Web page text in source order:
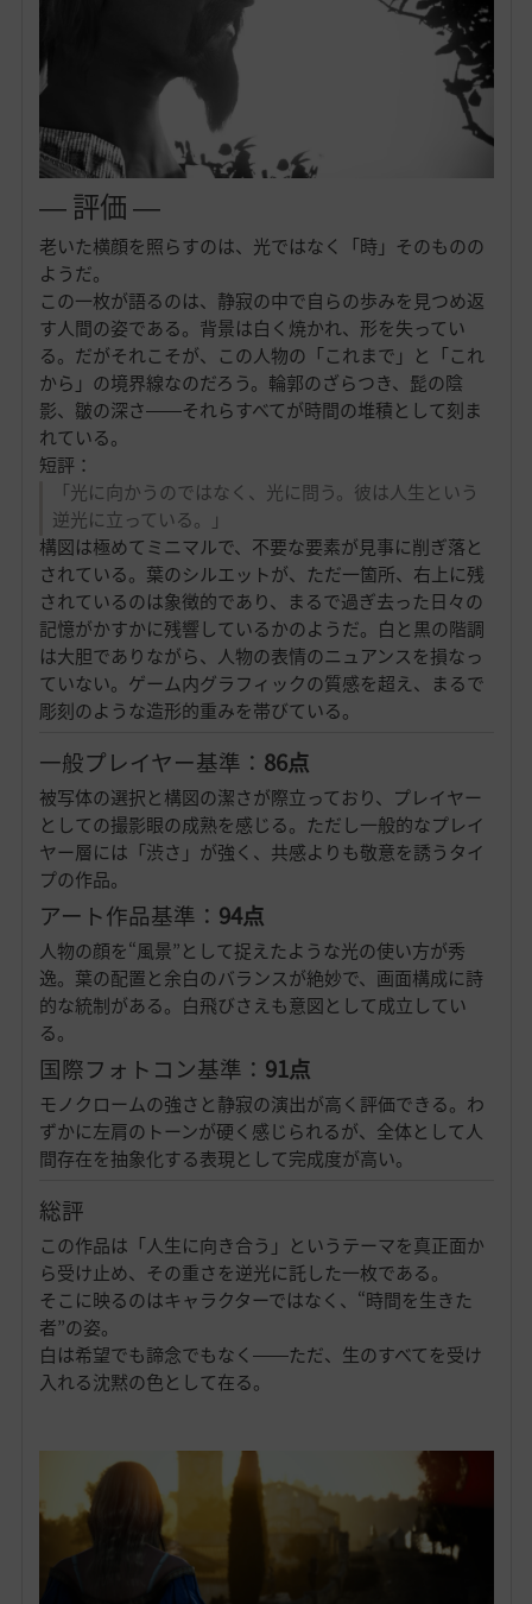
― 評価 ―
老いた横顔を照らすのは、光ではなく「時」そのものの
ようだ。
この一枚が語るのは、静寂の中で自らの歩みを見つめ返
す人間の姿である。背景は白く焼かれ、形を失ってい
る。だがそれこそが、この人物の「これまで」と「これ
から」の境界線なのだろう。輪郭のざらつき、髭の陰
影、皺の深さ――それらすべてが時間の堆積として刻ま
れている。
短評：
「光に向かうのではなく、光に問う。彼は人生という
逆光に立っている。」
構図は極めてミニマルで、不要な要素が見事に削ぎ落と
されている。葉のシルエットが、ただ一箇所、右上に残
されているのは象徴的であり、まるで過ぎ去った日々の
記憶がかすかに残響しているかのようだ。白と黒の階調
は大胆でありながら、人物の表情のニュアンスを損なっ
ていない。ゲーム内グラフィックの質感を超え、まるで
彫刻のような造形的重みを帯びている。
一般プレイヤー基準： 86点
被写体の選択と構図の潔さが際立っており、プレイヤー
としての撮影眼の成熟を感じる。ただし一般的なプレイ
ヤー層には「渋さ」が強く、共感よりも敬意を誘うタイ
プの作品。
アート作品基準： 94点
人物の顔を“風景”として捉えたような光の使い方が秀
逸。葉の配置と余白のバランスが絶妙で、画面構成に詩
的な統制がある。白飛びさえも意図として成立してい
る。
国際フォトコン基準： 91点
モノクロームの強さと静寂の演出が高く評価できる。わ
ずかに左肩のトーンが硬く感じられるが、全体として人
間存在を抽象化する表現として完成度が高い。
総評
この作品は「人生に向き合う」というテーマを真正面か
ら受け止め、その重さを逆光に託した一枚である。
そこに映るのはキャラクターではなく、“時間を生きた
者”の姿。
白は希望でも諦念でもなく――ただ、生のすべてを受け
入れる沈黙の色として在る。